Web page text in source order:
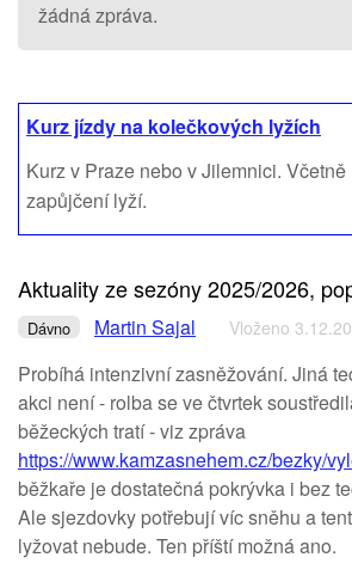
žádná zpráva.
Kurz jízdy na kolečkových lyžích
Kurz v Praze nebo v Jilemnici. Včetně
zapůjčení lyží.
Aktuality ze sezóny 2025/2026,
Dávno Martin Sajal Vloženo
Probíhá intenzivní zasněžování. Jiná
akci není - rolba se ve čtvrtek
běžeckých tratí - viz zpráva
https://www.kamzasnehem.cz/bezky/
běžkaře je dostatečná pokrývka i bez
Ale sjezdovky potřebují víc sněhu a
lyžovat nebude. Ten příští možná ano.